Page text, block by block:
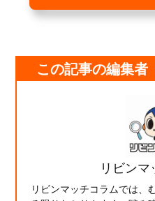
この記事の編集者
リビン
リビンマッチコラムでは、